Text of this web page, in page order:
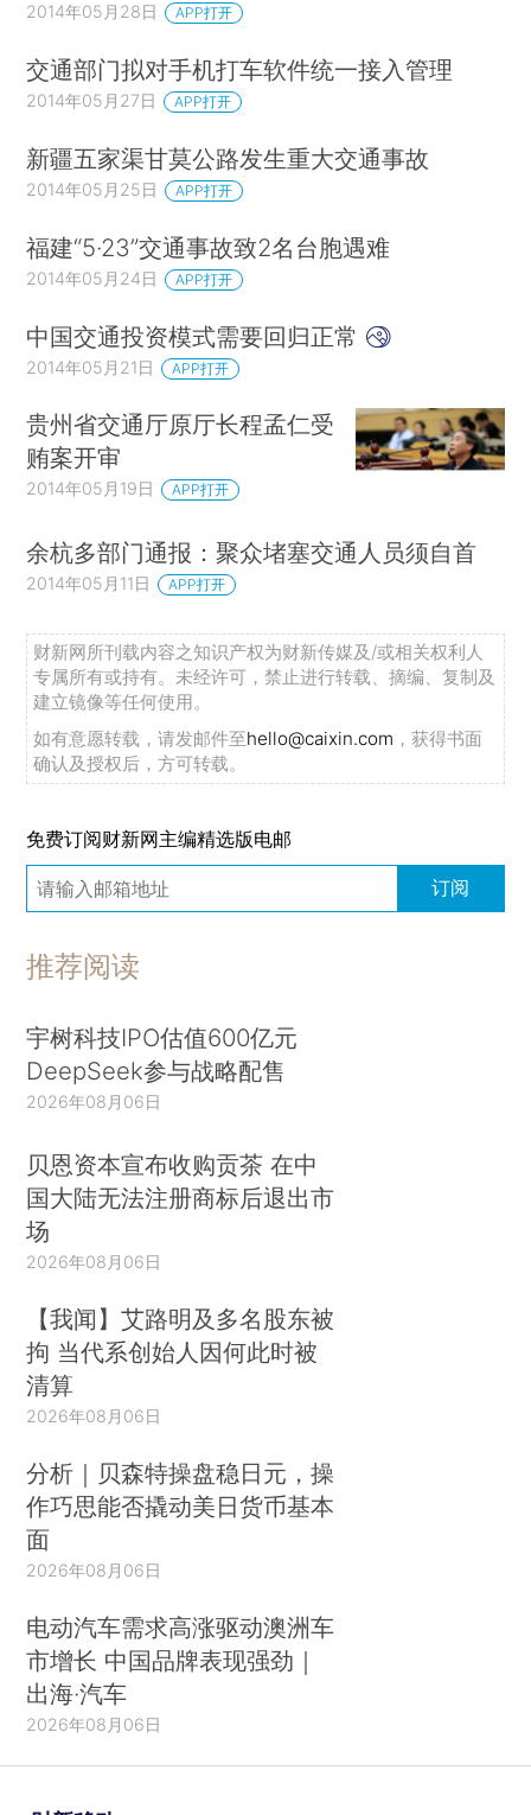
2014年05月28日 APP打开
交通部门拟对手机打车软件统一接入管理
2014年05月27日 APP打开
新疆五家渠甘莫公路发生重大交通事故
2014年05月25日 APP打开
福建“5·23”交通事故致2名台胞遇难
2014年05月24日 APP打开
中国交通投资模式需要回归正常
2014年05月21日 APP打开
贵州省交通厅原厅长程孟仁受
贿案开审
2014年05月19日 APP打开
余杭多部门通报：聚众堵塞交通人员须自首
2014年05月11日 APP打开
财新网所刊载内容之知识产权为财新传媒及/或相关权利人
专属所有或持有。未经许可，禁止进行转载、摘编、复制及
建立镜像等任何使用。
如有意愿转载，请发邮件至hello@caixin.com ，获得书面
确认及授权后，方可转载。
免费订阅财新网主编精选版电邮
订阅
推荐阅读
宇树科技IPO估值600亿元
DeepSeek参与战略配售
2026年08月06日
贝恩资本宣布收购贡茶 在中
国大陆无法注册商标后退出市
场
2026年08月06日
【我闻】艾路明及多名股东被
拘 当代系创始人因何此时被
清算
2026年08月06日
分析｜贝森特操盘稳日元，操
作巧思能否撬动美日货币基本
面
2026年08月06日
电动汽车需求高涨驱动澳洲车
市增长 中国品牌表现强劲｜
出海·汽车
2026年08月06日